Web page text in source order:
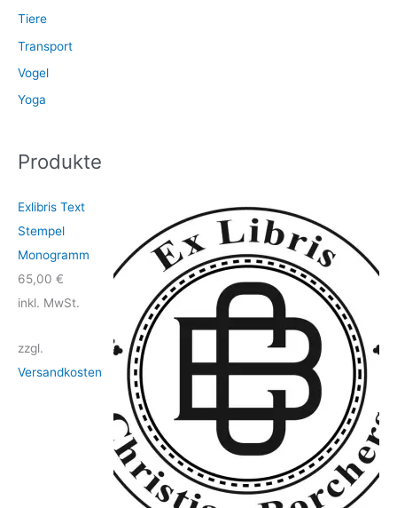
Tiere
Transport
Vogel
Yoga
Produkte
Exlibris Text
Stempel
Monogramm
65,00 €
inkl. MwSt.
zzgl.
Versandkosten